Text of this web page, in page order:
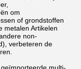
om
of grondstoffen
metalen Artikelen
non-
verbeteren de